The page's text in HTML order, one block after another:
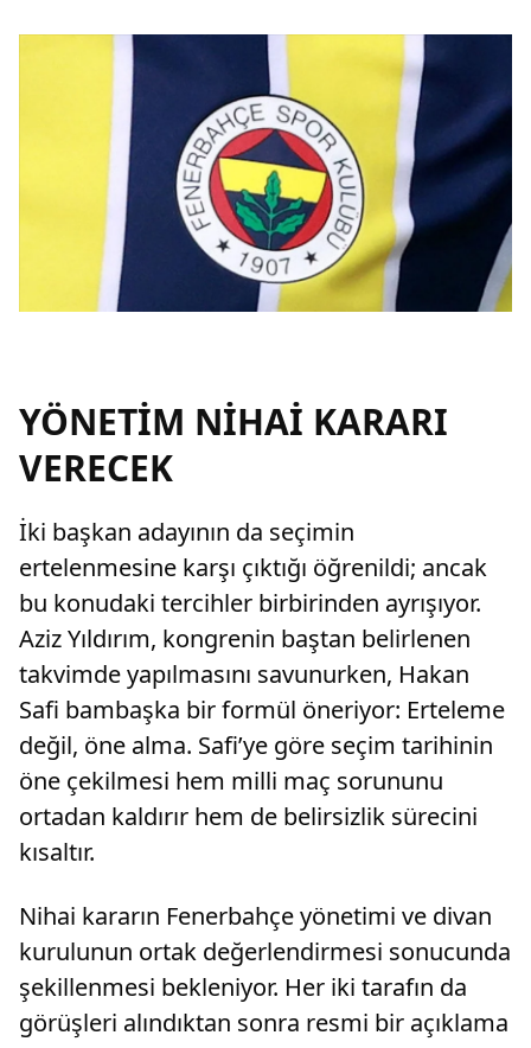
YÖNETİM NİHAİ KARARI
VERECEK
İki başkan adayının da seçimin
ertelenmesine karşı çıktığı öğrenildi; ancak
bu konudaki tercihler birbirinden ayrışıyor.
Aziz Yıldırım, kongrenin baştan belirlenen
takvimde yapılmasını savunurken, Hakan
Safi bambaşka bir formül öneriyor: Erteleme
değil, öne alma. Safi’ye göre seçim tarihinin
öne çekilmesi hem milli maç sorununu
ortadan kaldırır hem de belirsizlik sürecini
kısaltır.
Nihai kararın Fenerbahçe yönetimi ve divan
kurulunun ortak değerlendirmesi sonucunda
şekillenmesi bekleniyor. Her iki tarafın da
görüşleri alındıktan sonra resmi bir açıklama